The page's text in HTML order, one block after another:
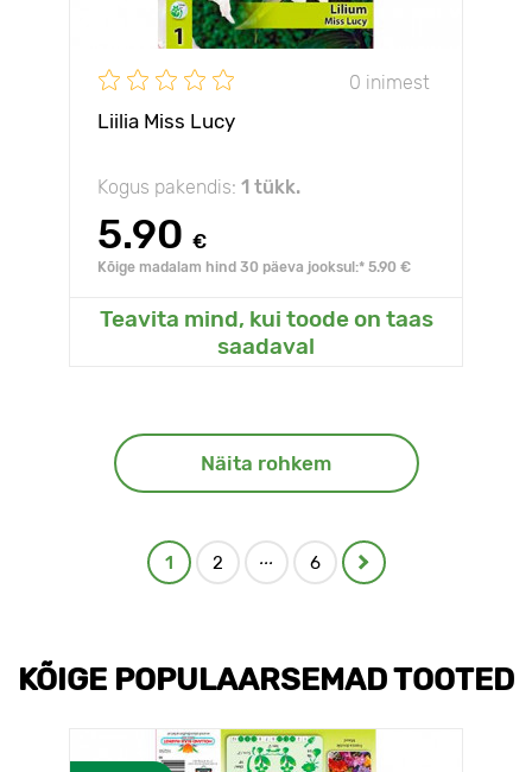
0 inimest
Liilia Miss Lucy
Kogus pakendis: 1 tükk.
5.90 €
Kõige madalam hind 30 päeva jooksul:* 5.90 €
Teavita mind, kui toode on taas
saadaval
Näita rohkem
1 2 ... 6
KÕIGE POPULAARSEMAD TOOTED